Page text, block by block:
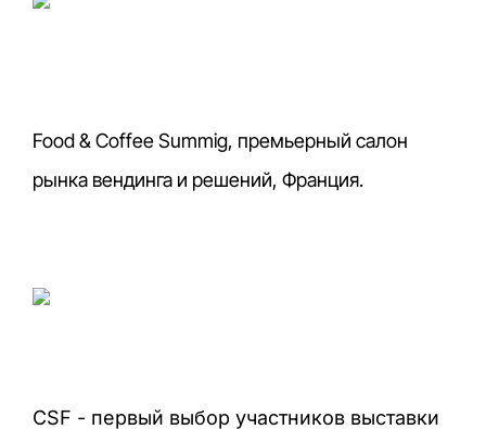
Food & Coffee Summig, премьерный салон
рынка вендинга и решений, Франция.
CSF - первый выбор участников выставки